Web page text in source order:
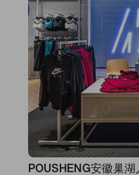
POUSHENG安徽巢